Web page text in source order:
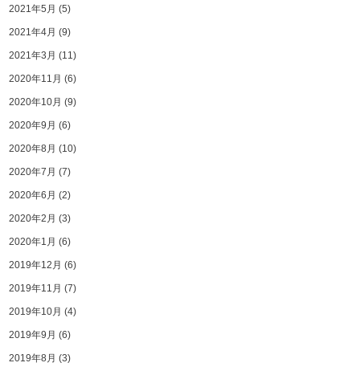
2021年5月 (5)
2021年4月 (9)
2021年3月 (11)
2020年11月 (6)
2020年10月 (9)
2020年9月 (6)
2020年8月 (10)
2020年7月 (7)
2020年6月 (2)
2020年2月 (3)
2020年1月 (6)
2019年12月 (6)
2019年11月 (7)
2019年10月 (4)
2019年9月 (6)
2019年8月 (3)